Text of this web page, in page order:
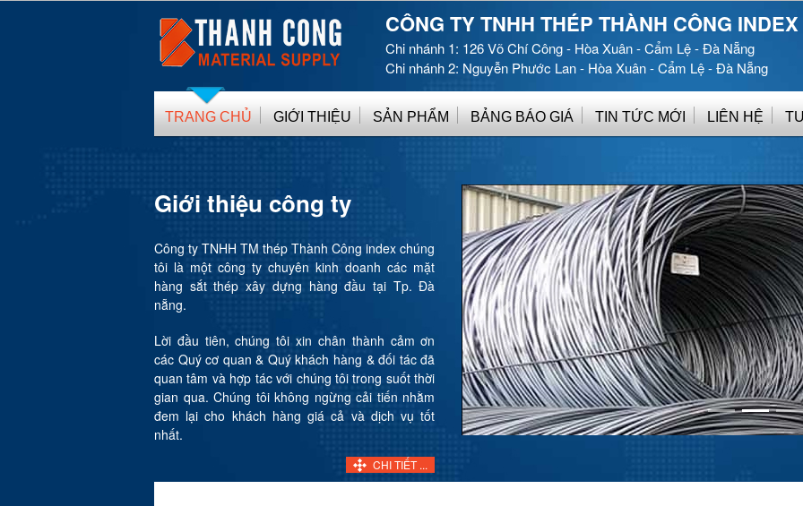
CÔNG TY TNHH THÉP THÀNH CÔNG INDEX
Chi nhánh 1: 126 Võ Chí Công - Hòa Xuân - Cẩm Lệ - Đà Nẵng
Chi nhánh 2: Nguyễn Phước Lan - Hòa Xuân - Cẩm Lệ - Đà Nẵng
TRANG CHỦ GIỚI THIỆU SẢN PHẨM BẢNG BÁO GIÁ TIN TỨC MỚI LIÊN HỆ
Giới thiệu công ty
Công ty TNHH TM thép Thành Công index chúng
tôi là một công ty chuyên kinh doanh các mặt
hàng sắt thép xây dựng hàng đầu tại Tp. Đà
nẵng.
Lời đầu tiên, chúng tôi xin chân thành cảm ơn
các Quý cơ quan & Quý khách hàng & đối tác đã
quan tâm và hợp tác với chúng tôi trong suốt thời
gian qua. Chúng tôi không ngừng cải tiến nhằm
đem lại cho khách hàng giá cả và dịch vụ tốt
nhất.
CHI TIẾT ...
Previous